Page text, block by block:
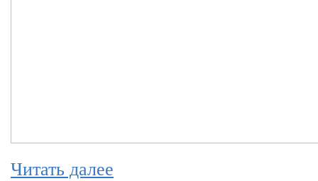
Читать далее